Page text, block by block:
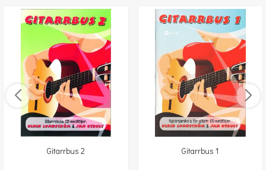
Gitarrbus 2 Gitarrbus 1